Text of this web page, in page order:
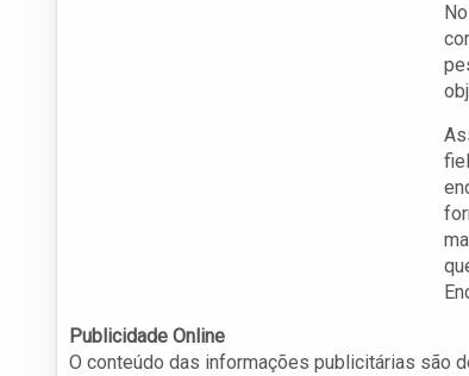
Publicidade Online
O conteúdo das informações publicitárias são